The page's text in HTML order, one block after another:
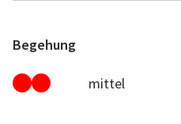
Begehung
mittel